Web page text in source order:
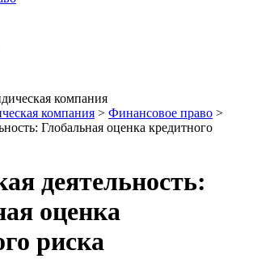
компания > Финансовое право >
Глобальная оценка кредитного
деятельность:
оценка
риска